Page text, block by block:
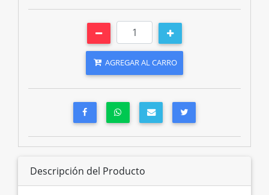
AGREGAR AL CARRO
Descripción del Producto